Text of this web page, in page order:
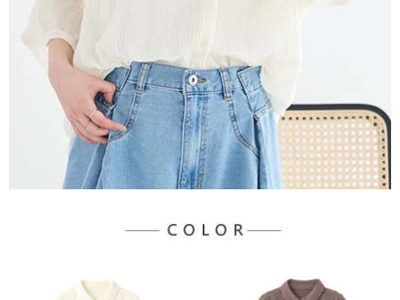
２．關於個人資料處理事宜，請瀏覽以下網址：
https://aftee.tw/terms/#terms3
３．未成年的使用者請事先徵得法定代理人或監護人之同意方可使用
「AFTEE先享後付」，若未經同意申辦者引起之損失，本公司不負相關責
４．使用「AFTEE先享後付」時，將依據個別帳號之用戶狀況，依本公司即
時審查核予不同之上限額度；若仍有額度不足之情形，本公司將視審查結果
請求用戶進行身份認證。
５．嚴禁一人註冊多個帳號或使用他人資訊註冊。若發現惡意使用之情形，
恩沛科技股份有限公司將有權停止該用戶之使用額度並採取法律行動。
每筆NT$60，滿NT$888(含以上)免運費
每筆NT$90，滿NT$888(含以上)免運費